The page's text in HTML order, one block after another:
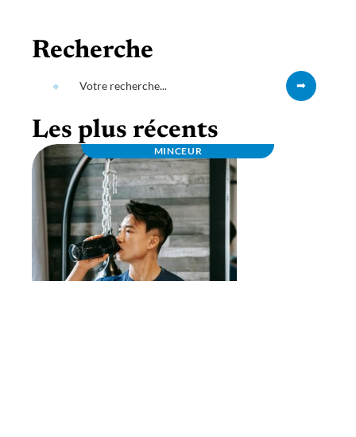
Recherche
Les plus récents
MINCEUR